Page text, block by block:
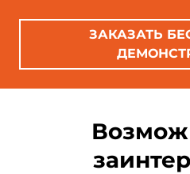
ЗАКАЗАТЬ